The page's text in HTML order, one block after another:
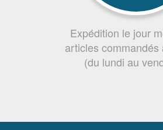
Expédition le jour
articles commandés
(du lundi au